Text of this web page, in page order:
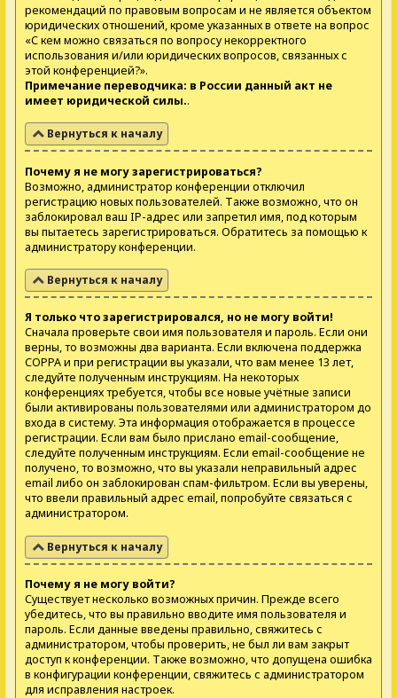
рекомендаций по правовым вопросам и не является объектом
юридических отношений, кроме указанных в ответе на вопрос
«С кем можно связаться по вопросу некорректного
использования и/или юридических вопросов, связанных с
этой конференцией?».
Примечание переводчика: в России данный акт не
имеет юридической силы..
Вернуться к началу
Почему я не могу зарегистрироваться?
Возможно, администратор конференции отключил
регистрацию новых пользователей. Также возможно, что он
заблокировал ваш IP-адрес или запретил имя, под которым
вы пытаетесь зарегистрироваться. Обратитесь за помощью к
администратору конференции.
Вернуться к началу
Я только что зарегистрировался, но не могу войти!
Сначала проверьте свои имя пользователя и пароль. Если они
верны, то возможны два варианта. Если включена поддержка
COPPA и при регистрации вы указали, что вам менее 13 лет,
следуйте полученным инструкциям. На некоторых
конференциях требуется, чтобы все новые учётные записи
были активированы пользователями или администратором до
входа в систему. Эта информация отображается в процессе
регистрации. Если вам было прислано email-сообщение,
следуйте полученным инструкциям. Если email-сообщение не
получено, то возможно, что вы указали неправильный адрес
email либо он заблокирован спам-фильтром. Если вы уверены,
что ввели правильный адрес email, попробуйте связаться с
администратором.
Вернуться к началу
Почему я не могу войти?
Существует несколько возможных причин. Прежде всего
убедитесь, что вы правильно вводите имя пользователя и
пароль. Если данные введены правильно, свяжитесь с
администратором, чтобы проверить, не был ли вам закрыт
доступ к конференции. Также возможно, что допущена ошибка
в конфигурации конференции, свяжитесь с администратором
для исправления настроек.